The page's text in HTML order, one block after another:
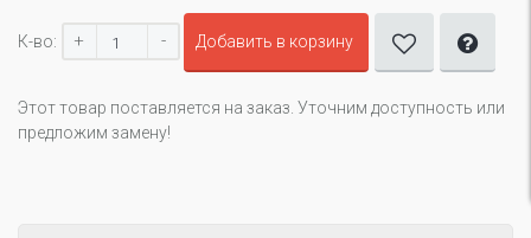
К-во: + - Добавить в корзину
Этот товар поставляется на заказ. Уточним доступность или
предложим замену!